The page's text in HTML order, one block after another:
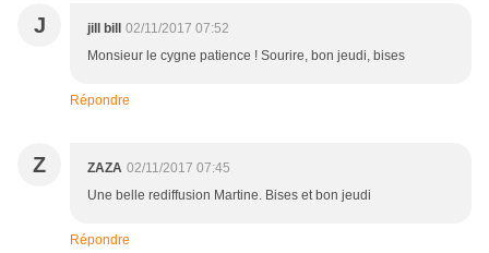
J jill bill
02/11/2017 07:52
Monsieur le cygne patience ! Sourire, bon jeudi, bises
Répondre
Z ZAZA 02/11/2017 07:45
Une belle rediffusion Martine. Bises et bon jeudi
Répondre